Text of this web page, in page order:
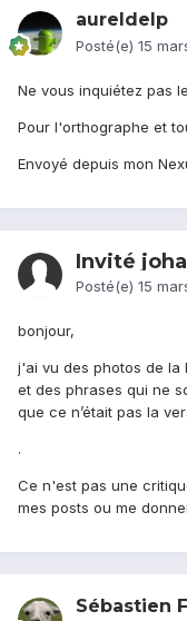
aureldelp
Posté(e) 15
Ne vous inquiétez pas
Pour l'orthographe et
Envoyé depuis mon
Invité
Posté(e) 15
bonjour,
j'ai vu des photos de la
et des phrases qui ne
que ce n’était pas la
.
Ce n'est pas une
mes posts ou me
Sébastien